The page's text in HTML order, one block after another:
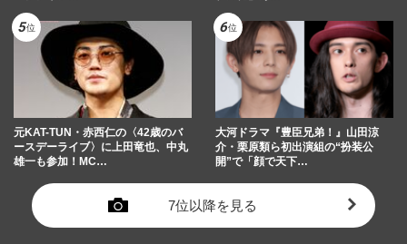
元KAT-TUN・赤西仁の〈42歳のバ
ースデーライブ〉に上田竜也、中丸
雄一も参加！MC…
大河ドラマ『豊臣兄弟！』山田涼
介・栗原類ら初出演組の“扮装公
開”で「顔で天下…
7位以降を見る